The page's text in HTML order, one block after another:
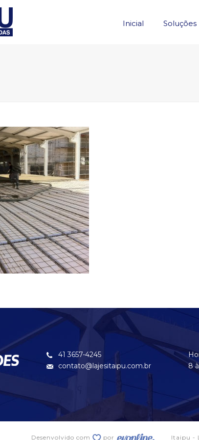
Inicial Soluções
41 3657-4245
contato@lajesitaipu.com.br
8
Desenvolvido com por Itaipu -